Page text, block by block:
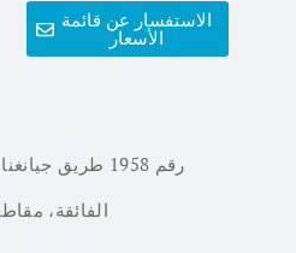
الاستفسار عن قائمة
الأسعار
رقم 1958 طريق
الفائقة، مقاطعة